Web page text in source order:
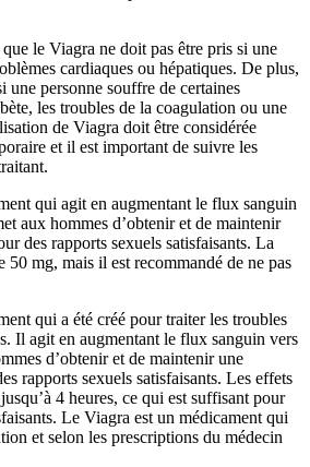
le Viagra ne doit pas être pris si une
cardiaques ou hépatiques. De plus,
une personne souffre de certaines
les troubles de la coagulation ou une
de Viagra doit être considérée
et il est important de suivre les
qui agit en augmentant le flux sanguin
aux hommes d’obtenir et de maintenir
des rapports sexuels satisfaisants. La
50 mg, mais il est recommandé de ne pas
qui a été créé pour traiter les troubles
Il agit en augmentant le flux sanguin vers
d’obtenir et de maintenir une
rapports sexuels satisfaisants. Les effets
4 heures, ce qui est suffisant pour
Le Viagra est un médicament qui
et selon les prescriptions du médecin